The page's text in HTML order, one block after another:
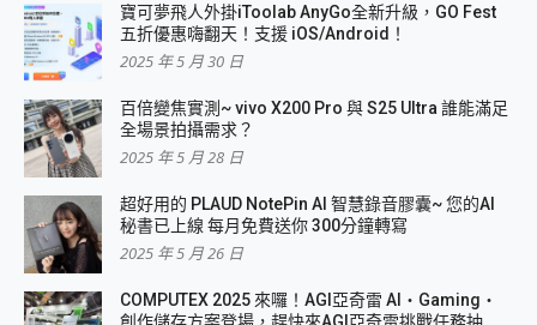
寶可夢飛人外掛iToolab AnyGo全新升級，GO Fest
五折優惠嗨翻天！支援 iOS/Android！
2025 年 5 月 30 日
百倍變焦實測~ vivo X200 Pro 與 S25 Ultra 誰能滿足
全場景拍攝需求？
2025 年 5 月 28 日
超好用的 PLAUD NotePin AI 智慧錄音膠囊~ 您的AI
秘書已上線 每月免費送你 300分鐘轉寫
2025 年 5 月 26 日
COMPUTEX 2025 來囉！AGI亞奇雷 AI・Gaming・
創作儲存方案登場，趕快來AGI亞奇雷挑戰任務抽